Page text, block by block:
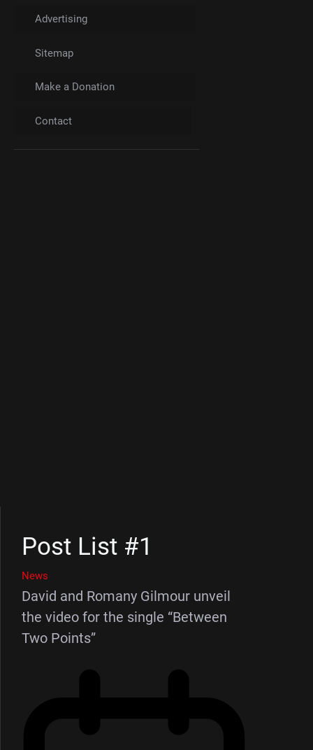
Advertising
Sitemap
Make a Donation
Contact
Post List #1
News
David and Romany Gilmour unveil
the video for the single “Between
Two Points”